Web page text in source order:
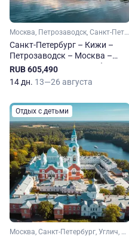
Москва, Петрозаводск, Санкт-Петербург, Череповец, Углич, Мышкин, Вытегра, Верхние Мандроги
Санкт-Петербург – Кижи –
Петрозаводск – Москва –
Валаам – Санкт-Петербург на
теплоходе Россия
RUB 605,490
14 дн. 13—26 августа
Отдых с детьми
Москва, Санкт-Петербург, Углич, Мышкин, Кузино, Верхние Мандроги